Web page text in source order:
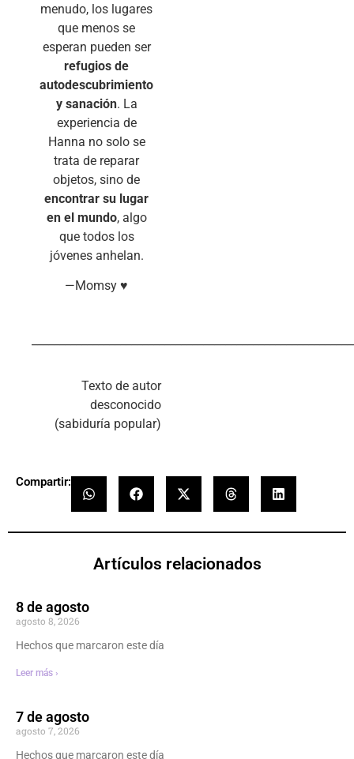
menudo, los lugares
que menos se
esperan pueden ser
refugios de
autodescubrimiento
y sanación. La
experiencia de
Hanna no solo se
trata de reparar
objetos, sino de
encontrar su lugar
en el mundo, algo
que todos los
jóvenes anhelan.
—Momsy ♥
Texto de autor
desconocido
(sabiduría popular)
Compartir:
Artículos relacionados
8 de agosto
agosto 8, 2026
Hechos que marcaron este día
Leer más ›
7 de agosto
agosto 7, 2026
Hechos que marcaron este día